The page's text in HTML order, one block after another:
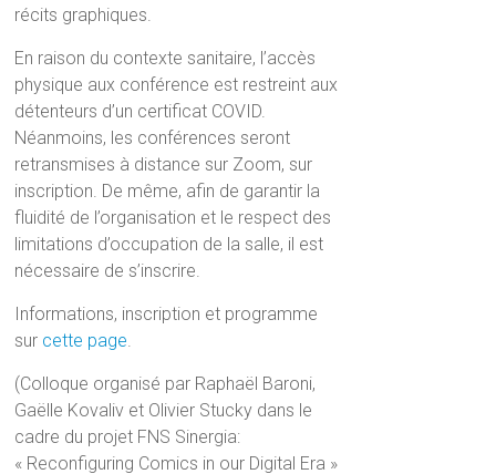
récits graphiques.
En raison du contexte sanitaire, l’accès
physique aux conférence est restreint aux
détenteurs d’un certificat COVID.
Néanmoins, les conférences seront
retransmises à distance sur Zoom, sur
inscription. De même, afin de garantir la
fluidité de l’organisation et le respect des
limitations d’occupation de la salle, il est
nécessaire de s’inscrire.
Informations, inscription et programme
sur cette page
(Colloque organisé par Raphaël Baroni,
Gaëlle Kovaliv et Olivier Stucky dans le
cadre du projet FNS Sinergia:
« Reconfiguring Comics in our Digital Era »